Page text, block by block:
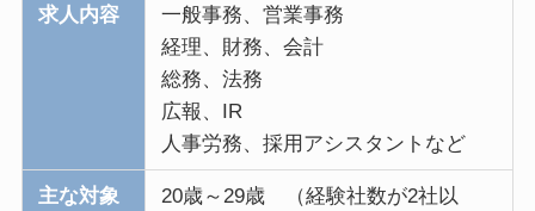
求人内容
一般事務、営業事務
経理、財務、会計
総務、法務
広報、IR
人事労務、採用アシスタントなど
主な対象
20歳～29歳 （経験社数が2社以